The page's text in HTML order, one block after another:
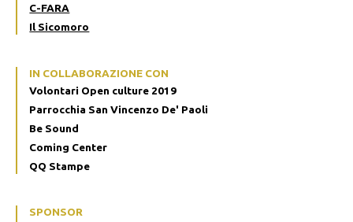
C-FARA
Il Sicomoro
IN COLLABORAZIONE CON
Volontari Open culture 2019
Parrocchia San Vincenzo De' Paoli
Be Sound
Coming Center
QQ Stampe
SPONSOR